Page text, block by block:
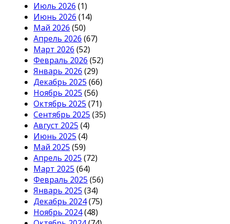
Июль 2026 (1)
Июнь 2026 (14)
Май 2026 (50)
Апрель 2026 (67)
Март 2026 (52)
Февраль 2026 (52)
Январь 2026 (29)
Декабрь 2025 (66)
Ноябрь 2025 (56)
Октябрь 2025 (71)
Сентябрь 2025 (35)
Август 2025 (4)
Июнь 2025 (4)
Май 2025 (59)
Апрель 2025 (72)
Март 2025 (64)
Февраль 2025 (56)
Январь 2025 (34)
Декабрь 2024(75)
Ноябрь 2024(48)